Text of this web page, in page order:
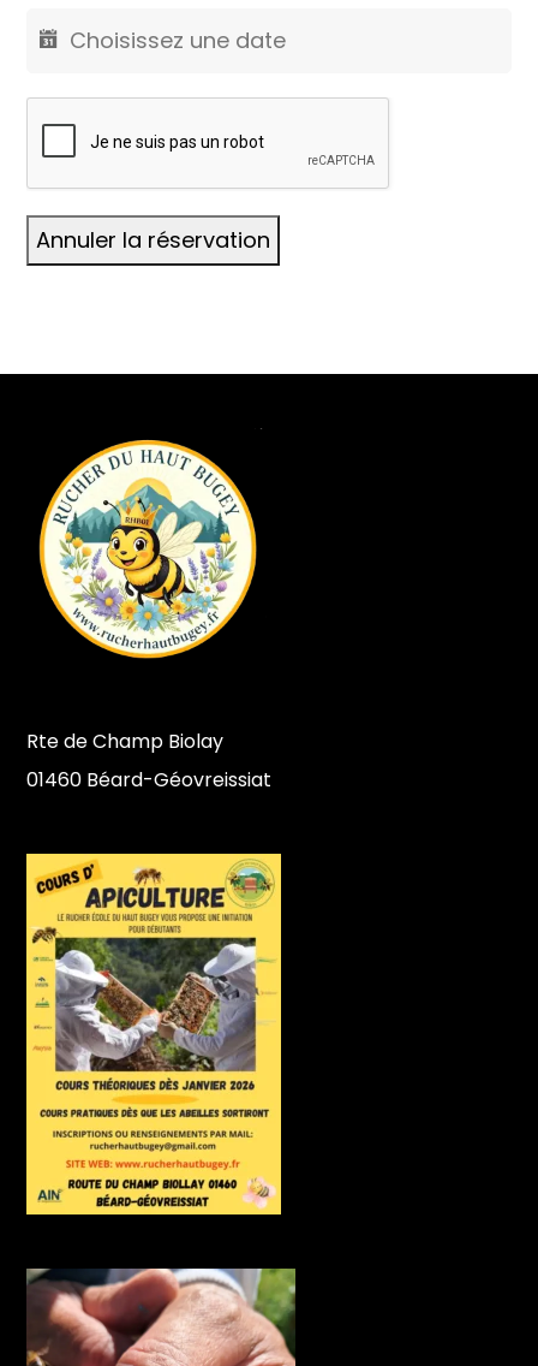
Annuler la réservation
Rte de Champ Biolay
01460 Béard-Géovreissiat